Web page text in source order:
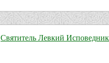
Святитель Левкий Исповедник